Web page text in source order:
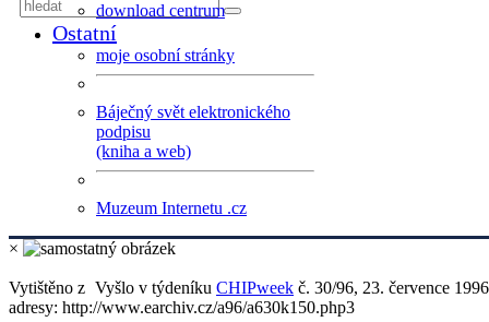
download centrum
Ostatní
moje osobní stránky
Báječný svět elektronického
podpisu
(kniha a web)
Muzeum Internetu .cz
×
Vyšlo v týdeníku CHIPweek č. 30/96, 23. července 1996
Vytištěno z
adresy: http://www.earchiv.cz/a96/a630k150.php3